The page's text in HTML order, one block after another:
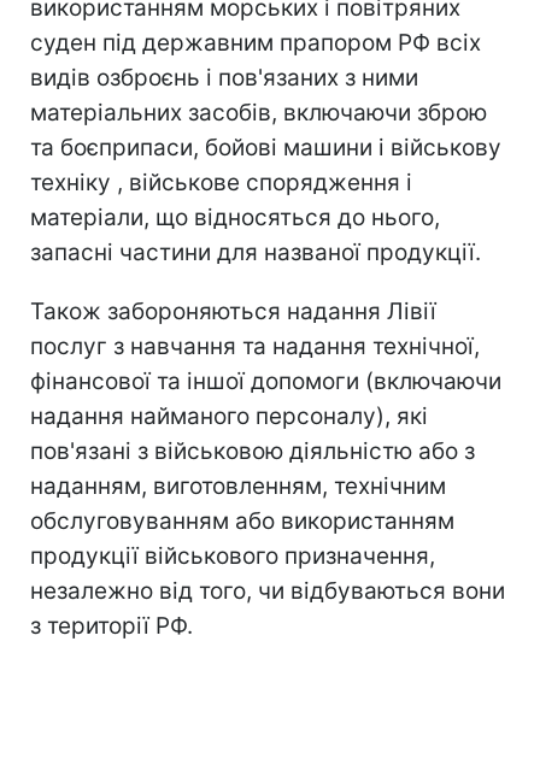
використанням морських і повітряних
суден під державним прапором РФ всіх
видів озброєнь і пов'язаних з ними
матеріальних засобів, включаючи зброю
та боєприпаси, бойові машини і військову
техніку , військове спорядження і
матеріали, що відносяться до нього,
запасні частини для названої продукції.
Також забороняються надання Лівії
послуг з навчання та надання технічної,
фінансової та іншої допомоги (включаючи
надання найманого персоналу), які
пов'язані з військовою діяльністю або з
наданням, виготовленням, технічним
обслуговуванням або використанням
продукції військового призначення,
незалежно від того, чи відбуваються вони
з території РФ.